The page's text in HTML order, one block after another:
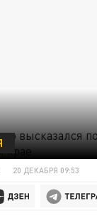
20 ДЕКАБРЯ 09:53